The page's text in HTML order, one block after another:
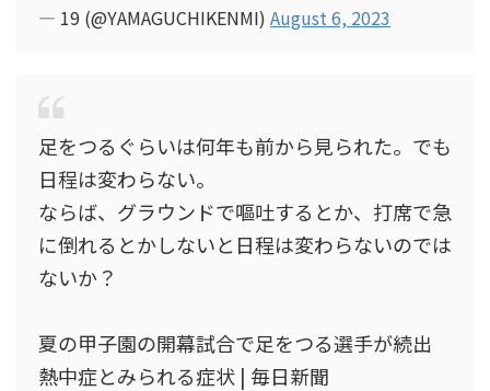
— 19 (@YAMAGUCHIKENMI) August 6, 2023
足をつるぐらいは何年も前から見られた。でも
日程は変わらない。
ならば、グラウンドで嘔吐するとか、打席で急
に倒れるとかしないと日程は変わらないのでは
ないか？
夏の甲子園の開幕試合で足をつる選手が続出
熱中症とみられる症状 | 毎日新聞